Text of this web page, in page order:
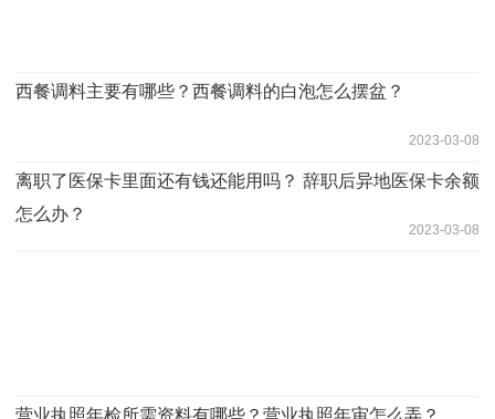
西餐调料主要有哪些？西餐调料的白泡怎么摆盆？
2023-03-08
离职了医保卡里面还有钱还能用吗？ 辞职后异地医保卡余额
怎么办？
2023-03-08
营业执照年检所需资料有哪些？营业执照年审怎么弄？